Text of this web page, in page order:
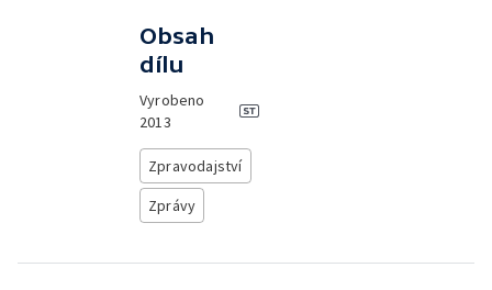
Obsah
dílu
Vyrobeno
2013
Zpravodajství
Zprávy